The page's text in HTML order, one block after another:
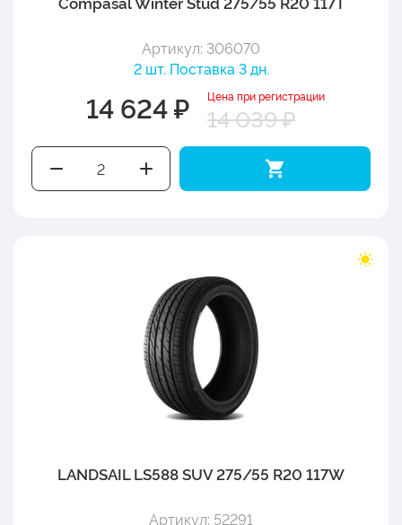
Артикул: 306070
2 шт. Поставка 3 дн.
14 624 ₽ Цена при регистрации
14 039 ₽
LANDSAIL LS588 SUV 275/55 R20 117W
Артикул: 52291